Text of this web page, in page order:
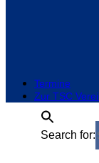
Termine
Zur TSC
Search for: